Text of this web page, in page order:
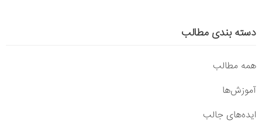
دسته بندی مطالب
همه مطالب
آموزش‌ها
ایده‌های جالب